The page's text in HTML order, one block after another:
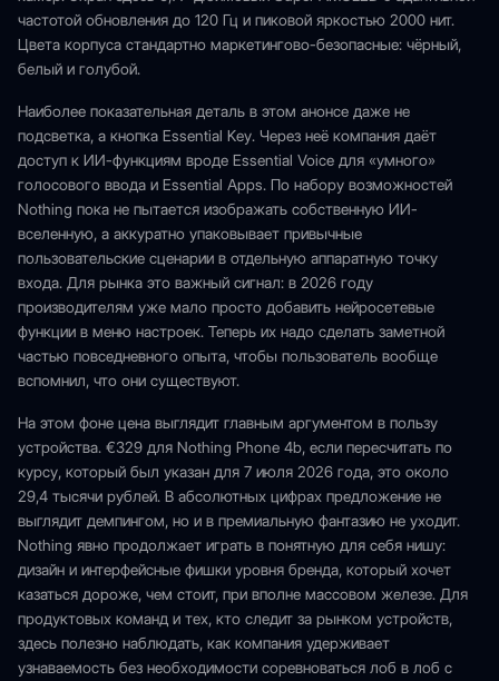
частотой обновления до 120 Гц и пиковой яркостью 2000 нит.
Цвета корпуса стандартно маркетингово-безопасные: чёрный,
белый и голубой.
Наиболее показательная деталь в этом анонсе даже не
подсветка, а кнопка Essential Key. Через неё компания даёт
доступ к ИИ-функциям вроде Essential Voice для «умного»
голосового ввода и Essential Apps. По набору возможностей
Nothing пока не пытается изображать собственную ИИ-
вселенную, а аккуратно упаковывает привычные
пользовательские сценарии в отдельную аппаратную точку
входа. Для рынка это важный сигнал: в 2026 году
производителям уже мало просто добавить нейросетевые
функции в меню настроек. Теперь их надо сделать заметной
частью повседневного опыта, чтобы пользователь вообще
вспомнил, что они существуют.
На этом фоне цена выглядит главным аргументом в пользу
устройства. €329 для Nothing Phone 4b, если пересчитать по
курсу, который был указан для 7 июля 2026 года, это около
29,4 тысячи рублей. В абсолютных цифрах предложение не
выглядит демпингом, но и в премиальную фантазию не уходит.
Nothing явно продолжает играть в понятную для себя нишу:
дизайн и интерфейсные фишки уровня бренда, который хочет
казаться дороже, чем стоит, при вполне массовом железе. Для
продуктовых команд и тех, кто следит за рынком устройств,
здесь полезно наблюдать, как компания удерживает
узнаваемость без необходимости соревноваться лоб в лоб с